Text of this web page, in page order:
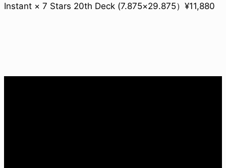
Instant × 7 Stars 20th Deck (7.875×29.875）¥11,880